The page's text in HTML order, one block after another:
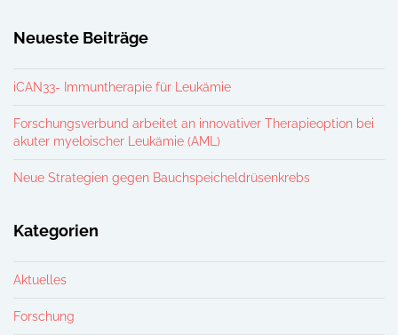
Neueste Beiträge
iCAN33- Immuntherapie für Leukämie
Forschungsverbund arbeitet an innovativer Therapieoption bei
akuter myeloischer Leukämie (AML)
Neue Strategien gegen Bauchspeicheldrüsenkrebs
Kategorien
Aktuelles
Forschung